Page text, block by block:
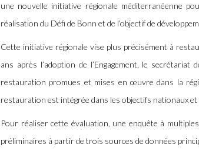
une nouvelle initiative régionale méditerranéenne
réalisation du Défi de Bonn et de l’objectif de
Cette initiative régionale vise plus précisément à
ans après l’adoption de l’Engagement, le secrétariat
restauration promues et mises en œuvre dans la
restauration est intégrée dans les objectifs nationaux
Pour réaliser cette évaluation, une enquête à
préliminaires à partir de trois sources de données